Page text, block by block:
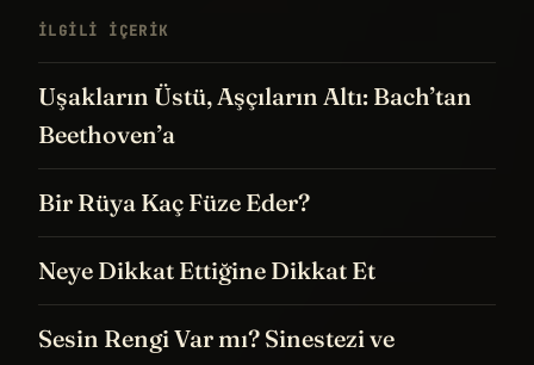
İLGILI IÇERIK
Uşakların Üstü, Aşçıların Altı: Bach’tan
Beethoven’a
Bir Rüya Kaç Füze Eder?
Neye Dikkat Ettiğine Dikkat Et
Sesin Rengi Var mı? Sinestezi ve